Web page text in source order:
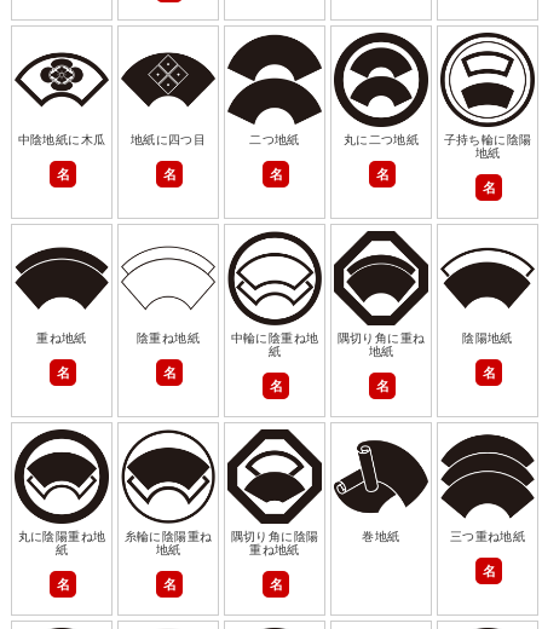
中陰地紙に木瓜
名
地紙に四つ目
名
二つ地紙
名
丸に二つ地紙
名
子持ち輪に陰陽
地紙
名
重ね地紙
名
陰重ね地紙
名
中輪に陰重ね地
紙
名
隅切り角に重ね
地紙
名
陰陽地紙
名
丸に陰陽重ね地
紙
名
糸輪に陰陽重ね
地紙
名
隅切り角に陰陽
重ね地紙
名
巻地紙 三つ重ね地紙
名